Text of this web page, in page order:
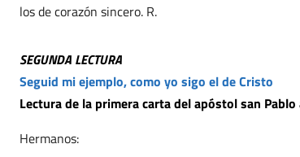
los de corazón sincero. R.
SEGUNDA LECTURA
Seguid mi ejemplo, como yo sigo el de Cristo
Lectura de la primera carta del apóstol san
Hermanos: